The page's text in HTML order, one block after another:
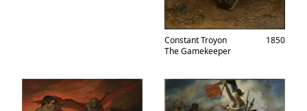
Constant Troyon
The Gamekeeper
1850